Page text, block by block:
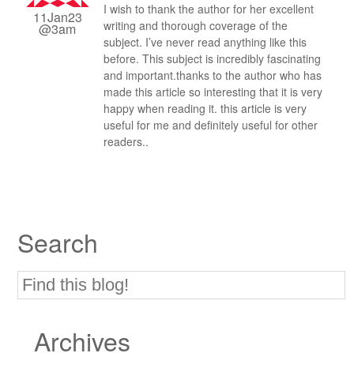
11Jan23
@3am
I wish to thank the author for her excellent
writing and thorough coverage of the
subject. I’ve never read anything like this
before. This subject is incredibly fascinating
and important.thanks to the author who has
made this article so interesting that it is very
happy when reading it. this article is very
useful for me and definitely useful for other
readers..
Search
Archives